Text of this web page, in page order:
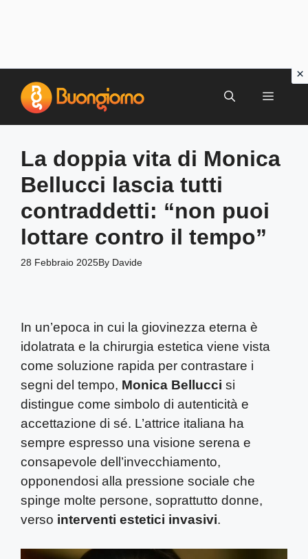
contenuto
MENU
La doppia vita di Monica
Bellucci lascia tutti
contraddetti: “non puoi
lottare contro il tempo”
28 Febbraio 2025By Davide
In un’epoca in cui la giovinezza eterna è
idolatrata e la chirurgia estetica viene vista
come soluzione rapida per contrastare i
segni del tempo, Monica Bellucci si
distingue come simbolo di autenticità e
accettazione di sé. L’attrice italiana ha
sempre espresso una visione serena e
consapevole dell’invecchiamento,
opponendosi alla pressione sociale che
spinge molte persone, soprattutto donne,
verso interventi estetici invasivi.